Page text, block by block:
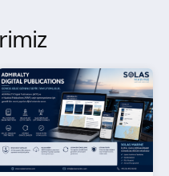
Kağıt Harita